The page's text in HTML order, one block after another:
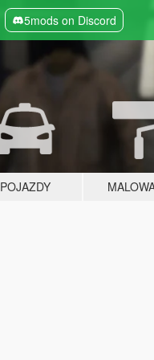
5mods on Discord
POJAZDY